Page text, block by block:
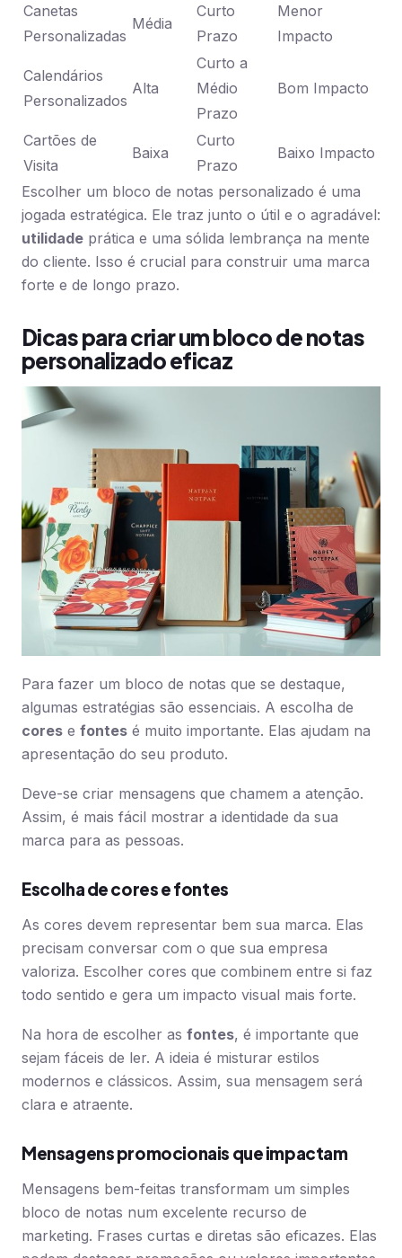
Canetas
Personalizadas
Média
Curto
Prazo
Menor
Impacto
Calendários
Personalizados
Alta
Curto a
Médio
Prazo
Bom Impacto
Cartões de
Visita
Baixa
Curto
Prazo
Baixo Impacto
Escolher um bloco de notas personalizado é uma
jogada estratégica. Ele traz junto o útil e o agradável:
utilidade prática e uma sólida lembrança na mente
do cliente. Isso é crucial para construir uma marca
forte e de longo prazo.
Dicas para criar um bloco de notas
personalizado eficaz
Para fazer um bloco de notas que se destaque,
algumas estratégias são essenciais. A escolha de
cores e fontes é muito importante. Elas ajudam na
apresentação do seu produto.
Deve-se criar mensagens que chamem a atenção.
Assim, é mais fácil mostrar a identidade da sua
marca para as pessoas.
Escolha de cores e fontes
As cores devem representar bem sua marca. Elas
precisam conversar com o que sua empresa
valoriza. Escolher cores que combinem entre si faz
todo sentido e gera um impacto visual mais forte.
Na hora de escolher as fontes, é importante que
sejam fáceis de ler. A ideia é misturar estilos
modernos e clássicos. Assim, sua mensagem será
clara e atraente.
Mensagens promocionais que impactam
Mensagens bem-feitas transformam um simples
bloco de notas num excelente recurso de
marketing. Frases curtas e diretas são eficazes. Elas